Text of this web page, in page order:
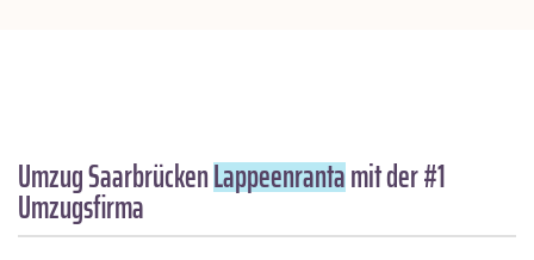
Umzug SaarbrückenLappeenrantamit der #1
Umzugsfirma